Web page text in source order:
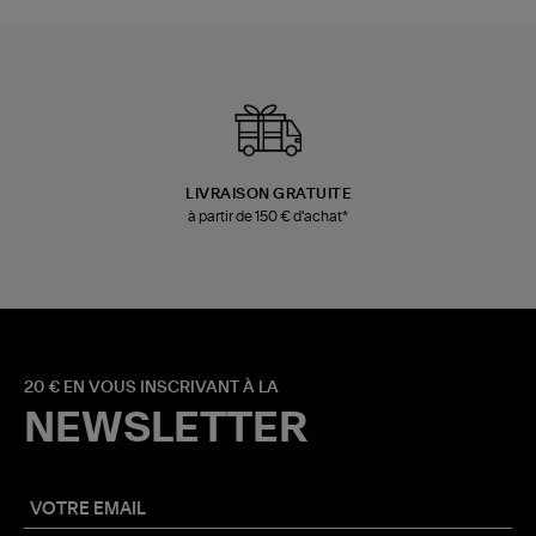
LIVRAISON GRATUITE
à partir de 150 € d'achat*
20 € EN VOUS INSCRIVANT À LA
NEWSLETTER